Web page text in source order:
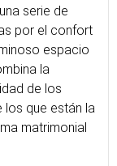
serie de
por el confort
espacio
la
de los
los que están la
matrimonial